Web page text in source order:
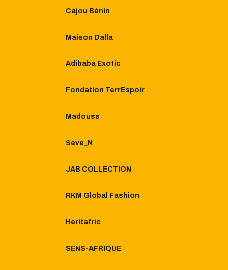
Cajou Bénin
Maison Dalla
Adibaba Exotic
Fondation TerrEspoir
Madouss
Seve_N
JAB COLLECTION
RKM Global Fashion
Heritafric
SENS-AFRIQUE